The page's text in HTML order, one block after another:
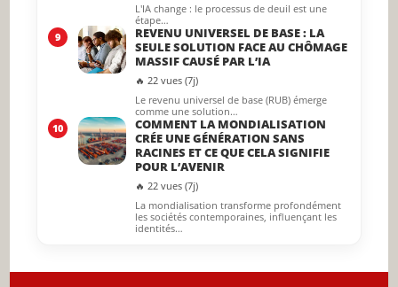
L'IA change : le processus de deuil est une
étape…
9
REVENU UNIVERSEL DE BASE : LA
SEULE SOLUTION FACE AU CHÔMAGE
MASSIF CAUSÉ PAR L’IA
🔥 22 vues (7j)
Le revenu universel de base (RUB) émerge
comme une solution…
10
COMMENT LA MONDIALISATION
CRÉE UNE GÉNÉRATION SANS
RACINES ET CE QUE CELA SIGNIFIE
POUR L’AVENIR
🔥 22 vues (7j)
La mondialisation transforme profondément
les sociétés contemporaines, influençant les
identités…